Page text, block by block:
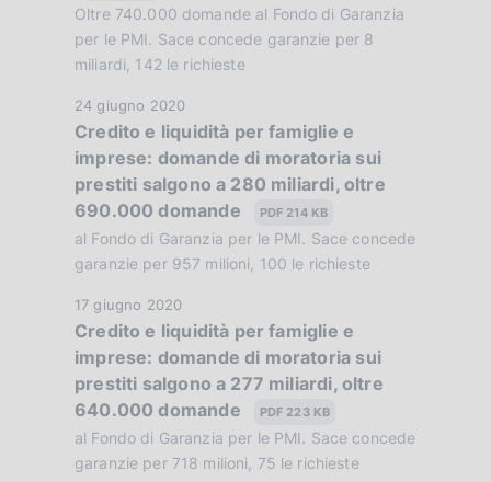
o
n
e
:
:
u
b
b
i
c
a
z
i
o
n
e
:
:
Oltre 740.000 domande al Fondo di Garanzia
per le PMI. Sace concede garanzie per 8
miliardi, 142 le richieste
D
a
t
a
P
u
b
i
c
a
z
i
o
24 giugno 2020
Credito e liquidità per famiglie e
imprese: domande di moratoria sui
prestiti salgono a 280 miliardi, oltre
690.000 domande
PDF 214 KB
al Fondo di Garanzia per le PMI. Sace concede
garanzie per 957 milioni, 100 le richieste
D
a
t
a
P
u
b
17 giugno 2020
Credito e liquidità per famiglie e
imprese: domande di moratoria sui
prestiti salgono a 277 miliardi, oltre
640.000 domande
PDF 223 KB
al Fondo di Garanzia per le PMI. Sace concede
garanzie per 718 milioni, 75 le richieste